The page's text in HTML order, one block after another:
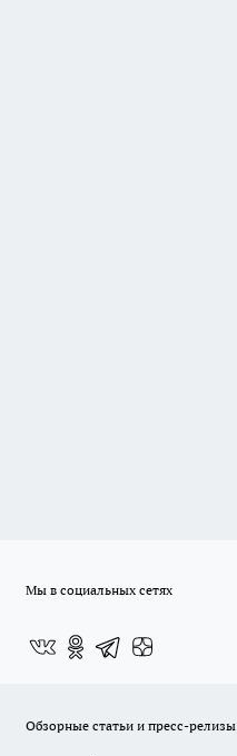
Мы в социальных сетях
Обзорные статьи и пресс-релизы